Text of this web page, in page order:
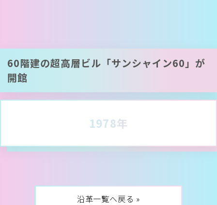
60階建の超高層ビル「サンシャイン60」が
開館
1978年
沿革一覧へ戻る »